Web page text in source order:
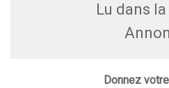
Lu dans
Donnez